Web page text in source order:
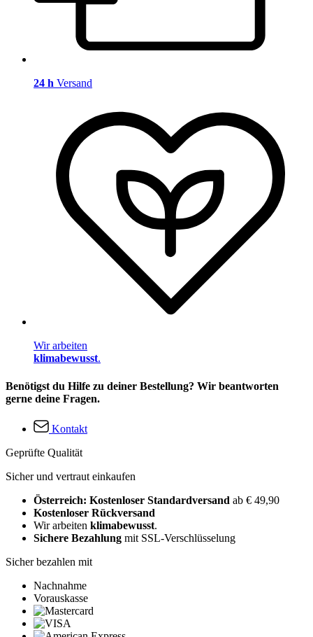
24 h Versand
Wir arbeiten
klimabewusst.
Benötigst du Hilfe zu deiner Bestellung? Wir beantworten
gerne deine Fragen.
Kontakt
Geprüfte Qualität
Sicher und vertraut einkaufen
Österreich: Kostenloser Standardversand ab € 49,90
Kostenloser Rückversand
Wir arbeiten klimabewusst.
Sichere Bezahlung mit SSL-Verschlüsselung
Sicher bezahlen mit
Nachnahme
Vorauskasse